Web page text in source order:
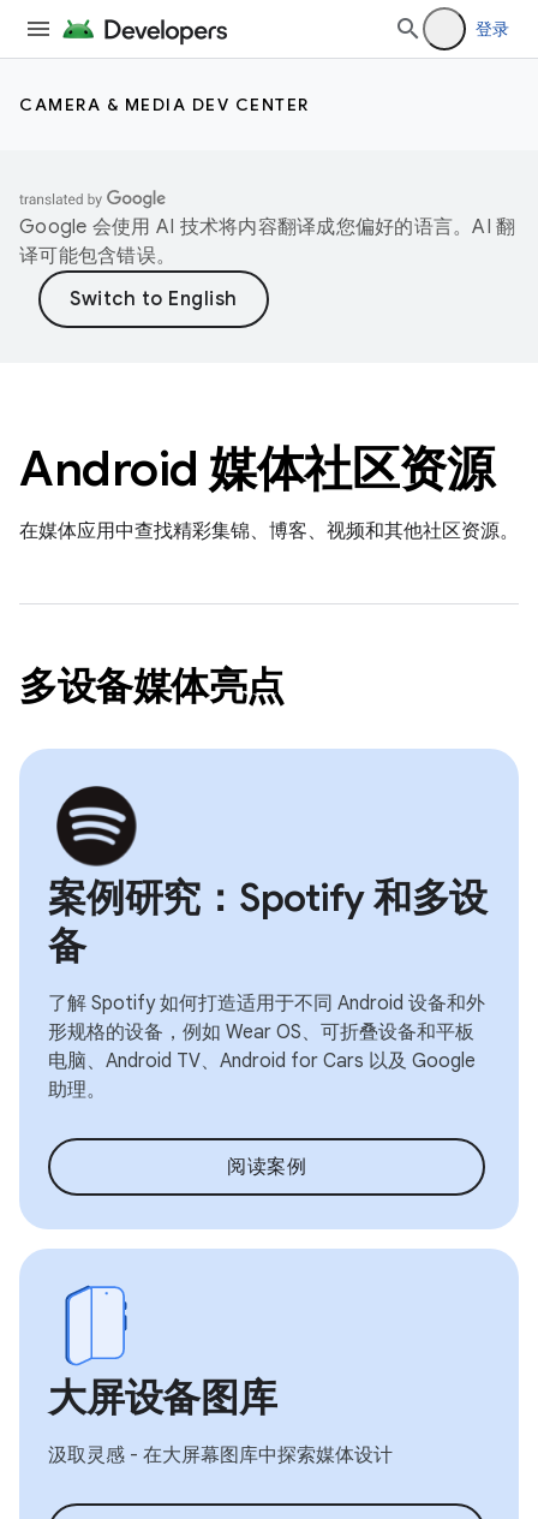
登录
CAMERA & MEDIA DEV CENTER
Google 会使用 AI 技术将内容翻译成您偏好的语言。AI 翻
译可能包含错误。
Android 媒体社区资源
在媒体应用中查找精彩集锦、博客、视频和其他社区资源。
多设备媒体亮点
案例研究：Spotify 和多设
备
了解 Spotify 如何打造适用于不同 Android 设备和外
形规格的设备，例如 Wear OS、可折叠设备和平板
电脑、Android TV、Android for Cars 以及 Google
助理。
阅读案例
大屏设备图库
汲取灵感 - 在大屏幕图库中探索媒体设计